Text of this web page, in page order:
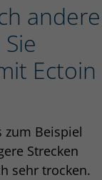
andere
Ectoin
zum Beispiel
Strecken
sehr trocken.